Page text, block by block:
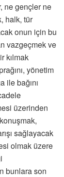
ne gençler ne
halk, tür
onun için bu
vazgeçmek ve
kılmak
yönetim
ile bağını
üzerinden
sağlayacak
olmak üzere
bunlara son